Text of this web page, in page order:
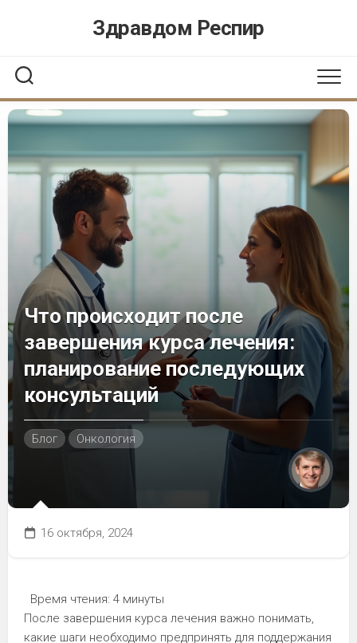
Здравдом Респир
Что происходит после
завершения курса лечения:
планирование последующих
консультаций
Блог Онкология
16 октября, 2024
Время чтения: 4 минуты
После завершения курса лечения важно понимать,
какие шаги необходимо предпринять для поддержания